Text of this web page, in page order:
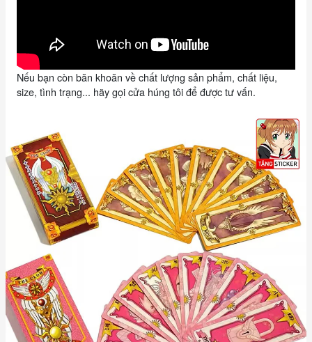
Nếu bạn còn băn khoăn về chất lượng sản phẩm, chất liệu,
size, tình trạng... hãy gọi cửa húng tôi để được tư vấn.